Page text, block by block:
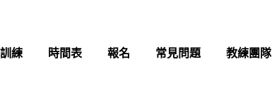
訓練 時間表 報名 常見問題 教練團隊